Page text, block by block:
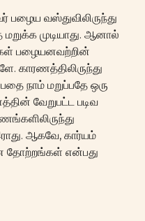
வஸ்துவிலிருந்து
முடியாது. ஆனால்
பழையனவற்றின்
காரணத்திலிருந்து
நாம் மறுப்பதே ஒரு
வேறுபட்ட படிவ
ஆகவே, கார்யம்
தோற்றங்கள் என்பது